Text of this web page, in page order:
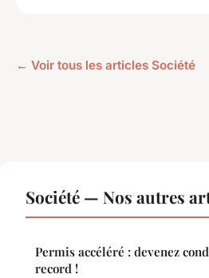
← Voir tous les articles Société
Société — Nos autres
Permis accéléré : devenez
record !